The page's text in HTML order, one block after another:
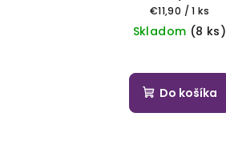
Jednotková
cena:
€11,90 / 1 ks
Skladom (8 ks)
Do košíka